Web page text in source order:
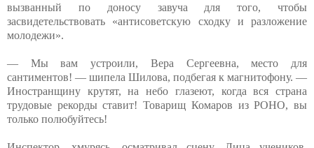
вызванный по доносу завуча для того, чтобы
засвидетельствовать «антисоветскую сходку и разложение
молодежи».
— Мы вам устроили, Вера Сергеевна, место для
сантиментов! — шипела Шилова, подбегая к магнитофону. —
Иностранщину крутят, на небо глазеют, когда вся страна
трудовые рекорды ставит! Товарищ Комаров из РОНО, вы
только полюбуйтесь!